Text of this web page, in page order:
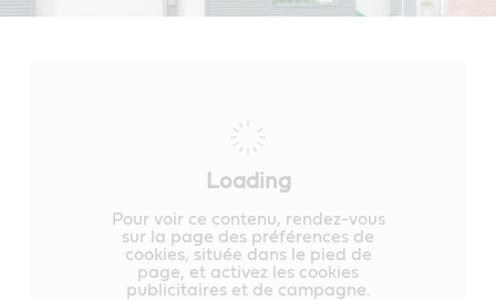
Loading
Pour voir ce contenu, rendez-vous
sur la page des préférences de
cookies, située dans le pied de
page, et activez les cookies
publicitaires et de campagne.